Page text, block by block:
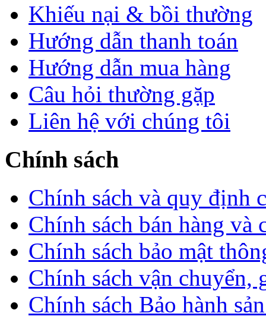
Khiếu nại & bồi thường
Hướng dẫn thanh toán
Hướng dẫn mua hàng
Câu hỏi thường gặp
Liên hệ với chúng tôi
Chính sách
Chính sách và quy định
Chính sách bán hàng và
Chính sách bảo mật
Chính sách vận chuyển,
Chính sách Bảo hành